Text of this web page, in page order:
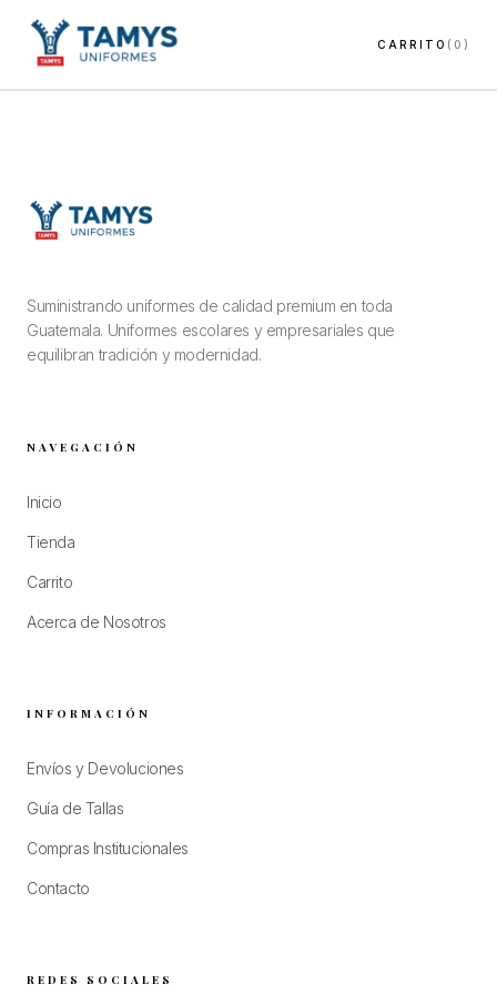
CARRITO (0)
Suministrando uniformes de calidad premium en toda
Guatemala. Uniformes escolares y empresariales que
equilibran tradición y modernidad.
NAVEGACIÓN
Inicio
Tienda
Carrito
Acerca de Nosotros
INFORMACIÓN
Envíos y Devoluciones
Guía de Tallas
Compras Institucionales
Contacto
REDES SOCIALES